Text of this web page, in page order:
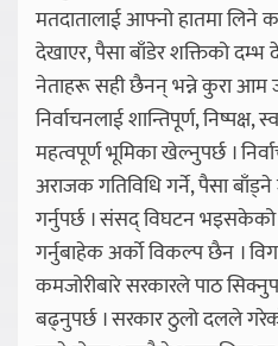
मतदातालाई आफ्नो हातमा लिने
देखाएर, पैसा बाँडेर शक्तिको
नेताहरू सही छैनन् भन्ने कुरा आम
निर्वाचनलाई शान्तिपूर्ण,
महत्वपूर्ण भूमिका खेल्नुपर्छ ।
अराजक गतिविधि गर्ने, पैसा
गर्नुपर्छ । संसद् विघटन भइसकेको
गर्नुबाहेक अर्को विकल्प छैन ।
कमजोरीबारे सरकारले पाठ
बढ्नुपर्छ । सरकार ठुलो दलले